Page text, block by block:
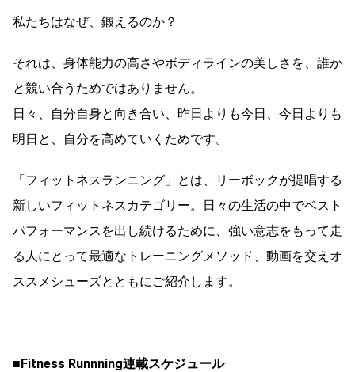
私たちはなぜ、鍛えるのか？
それは、身体能力の高さやボディラインの美しさを、誰か
と競い合うためではありません。
日々、自分自身と向き合い、昨日よりも今日、今日よりも
明日と、自分を高めていくためです。
「フィットネスランニング」とは、リーボックが提唱する
新しいフィットネスカテゴリー。日々の生活の中でベスト
パフォーマンスを出し続けるために、強い意志をもって走
る人にとって最適なトレーニングメソッド、動画を交えオ
ススメシューズとともにご紹介します。
■Fitness Runnning連載スケジュール